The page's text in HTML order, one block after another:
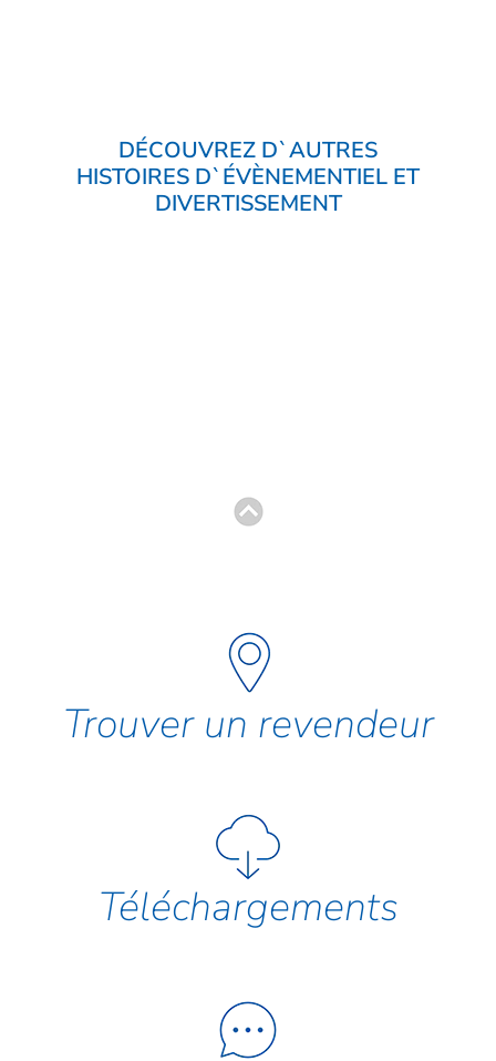
DÉCOUVREZ D`AUTRES
HISTOIRES D`ÉVÈNEMENTIEL ET
DIVERTISSEMENT
Trouver un revendeur
Téléchargements